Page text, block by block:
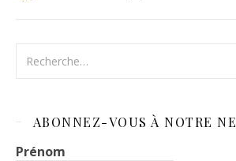
ABONNEZ-VOUS À NOTRE
Prénom